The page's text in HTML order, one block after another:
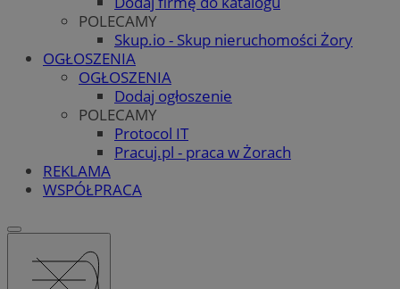
POLECAMY
Skup.io - Skup nieruchomości Żory
OGŁOSZENIA
OGŁOSZENIA
Dodaj ogłoszenie
POLECAMY
Protocol IT
Pracuj.pl - praca w Żorach
REKLAMA
WSPÓŁPRACA